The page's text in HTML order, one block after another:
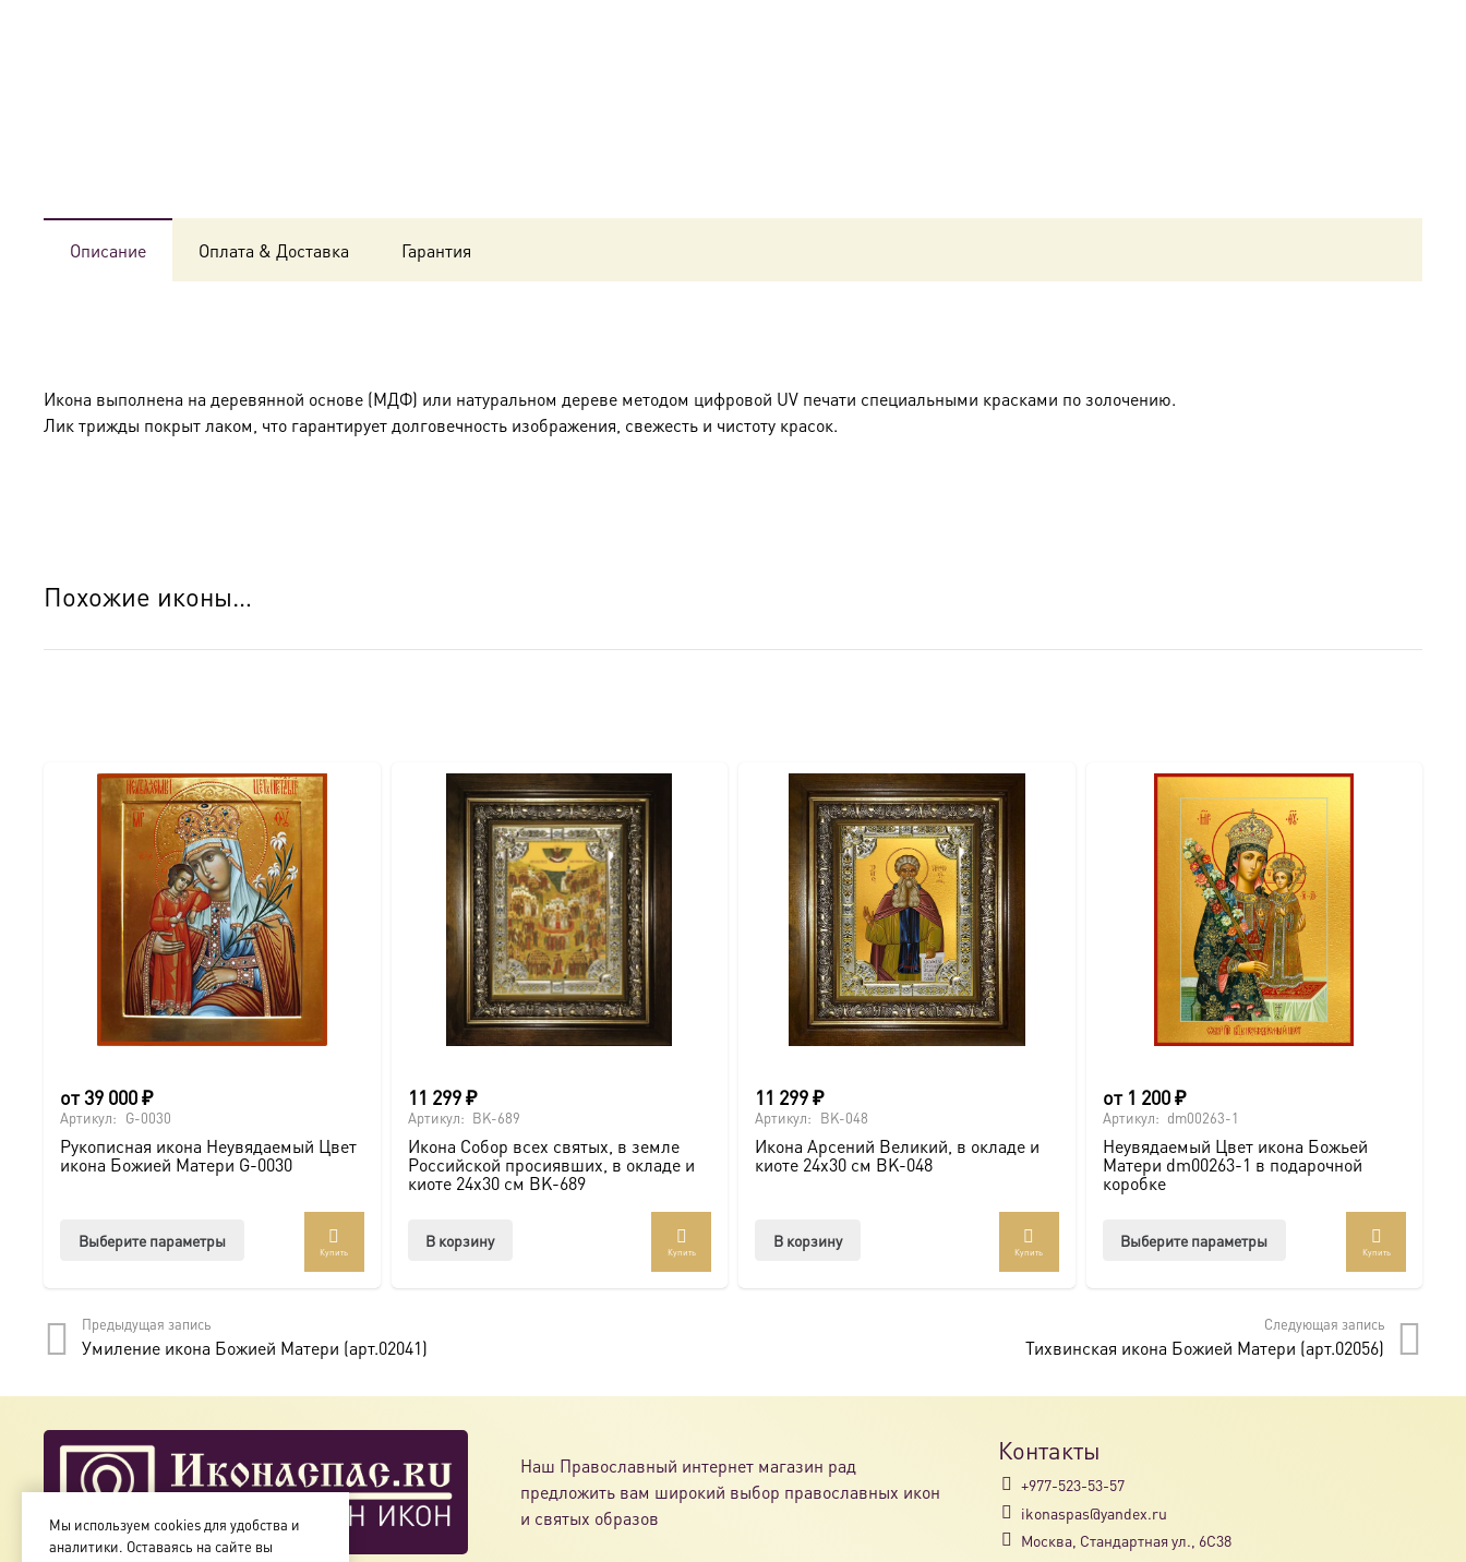
Описание Оплата & Доставка Гарантия
Икона выполнена на деревянной основе (МДФ) или натуральном дереве методом цифровой UV печати специальными красками по золочению.
Лик трижды покрыт лаком, что гарантирует долговечность изображения, свежесть и чистоту красок.
Похожие иконы…
от39 000₽
Артикул: G-0030
Рукописная икона Неувядаемый Цвет
икона Божией Матери G-0030
Выберите параметры
странице
товара.
Купить
11 299₽
Артикул: BK-689
Икона Собор всех святых, в земле
Российской просиявших, в окладе и
киоте 24х30 см BK-689
В корзину
Купить
11 299₽
Артикул: BK-048
Икона Арсений Великий, в окладе и
киоте 24х30 см BK-048
В корзину
Купить
от 1 200₽
Артикул: dm00263-1
Неувядаемый Цвет икона Божьей
Матери dm00263-1 в подарочной
коробке
Выберите параметры
вариаций.
Опции
Купить
Предыдущая запись
Умиление икона Божией Матери (арт.02041)
Следующая запись
Тихвинская икона Божией Матери (арт.02056)
Наш Православный интернет магазин рад
предложить вам широкий выбор православных икон
и святых образов
Контакты
+977-523-53-57
ikonaspas@yandex.ru
Москва, Стандартная ул., 6С38
Мы используем cookies для удобства и
аналитики. Оставаясь на сайте вы